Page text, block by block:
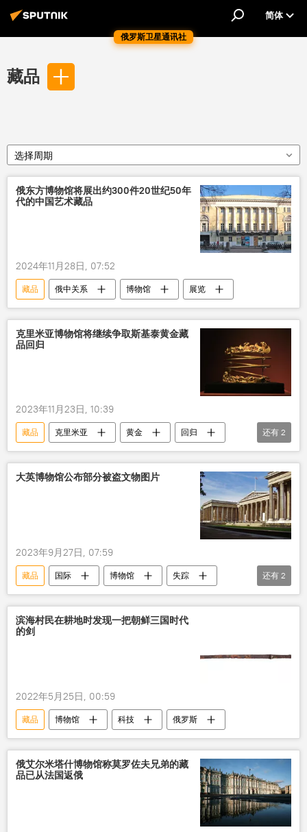
俄罗斯卫星通讯社
简体
藏品
选择周期
俄东方博物馆将展出约300件20世纪50年
代的中国艺术藏品
2024年11月28日, 07:52
藏品 俄中关系 博物馆 展览
克里米亚博物馆将继续争取斯基泰黄金藏
品回归
2023年11月23日, 10:39
藏品 克里米亚 黄金
回归
荷兰
乌克兰
还有 2
大英博物馆公布部分被盗文物图片
2023年9月27日, 07:59
藏品 国际 博物馆
失踪
寻找
公布
还有 2
滨海村民在耕地时发现一把朝鲜三国时代
的剑
2022年5月25日, 00:59
藏品 博物馆 科技 俄罗斯
俄艾尔米塔什博物馆称莫罗佐夫兄弟的藏
品已从法国返俄